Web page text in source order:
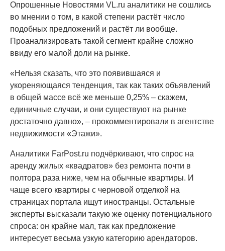
Опрошенные Новостями VL.ru аналитики не сошлись
во мнении о том, в какой степени растёт число
подобных предложений и растёт ли вообще.
Проанализировать такой сегмент крайне сложно
ввиду его малой доли на рынке.
«Нельзя сказать, что это появившаяся и
укореняющаяся тенденция, так как таких объявлений
в общей массе всё же меньше 0,25% – скажем,
единичные случаи, и они существуют на рынке
достаточно давно», – прокомментировали в агентстве
недвижимости «Этажи».
Аналитики FarPost.ru подчёркивают, что спрос на
аренду жилых «квадратов» без ремонта почти в
полтора раза ниже, чем на обычные квартиры. И
чаще всего квартиры с черновой отделкой на
страницах портала ищут иностранцы. Остальные
эксперты высказали такую же оценку потенциального
спроса: он крайне мал, так как предложение
интересует весьма узкую категорию арендаторов.